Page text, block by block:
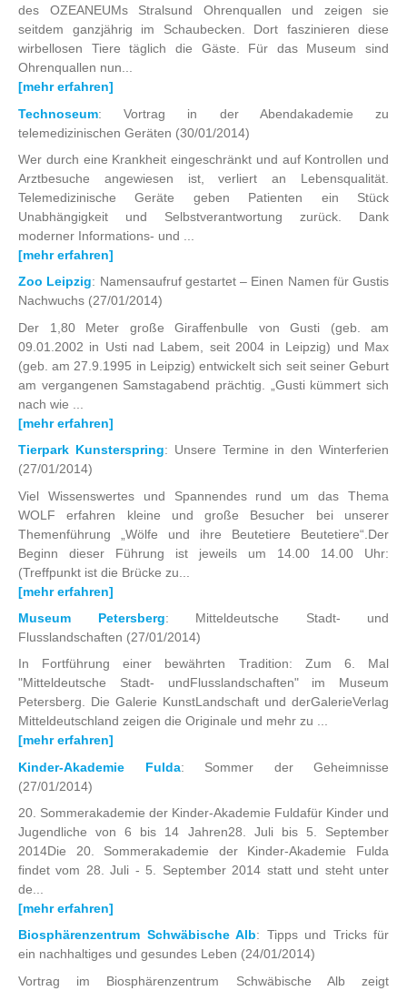
des OZEANEUMs Stralsund Ohrenquallen und zeigen sie
seitdem ganzjährig im Schaubecken. Dort faszinieren diese
wirbellosen Tiere täglich die Gäste. Für das Museum sind
Ohrenquallen nun...
[mehr erfahren]
Technoseum: Vortrag in der Abendakademie zu
telemedizinischen Geräten (30/01/2014)
Wer durch eine Krankheit eingeschränkt und auf Kontrollen und
Arztbesuche angewiesen ist, verliert an Lebensqualität.
Telemedizinische Geräte geben Patienten ein Stück
Unabhängigkeit und Selbstverantwortung zurück. Dank
moderner Informations- und ...
[mehr erfahren]
Zoo Leipzig: Namensaufruf gestartet – Einen Namen für Gustis
Nachwuchs (27/01/2014)
Der 1,80 Meter große Giraffenbulle von Gusti (geb. am
09.01.2002 in Usti nad Labem, seit 2004 in Leipzig) und Max
(geb. am 27.9.1995 in Leipzig) entwickelt sich seit seiner Geburt
am vergangenen Samstagabend prächtig. „Gusti kümmert sich
nach wie ...
[mehr erfahren]
Tierpark Kunsterspring: Unsere Termine in den Winterferien
(27/01/2014)
Viel Wissenswertes und Spannendes rund um das Thema
WOLF erfahren kleine und große Besucher bei unserer
Themenführung „Wölfe und ihre Beutetiere Beutetiere“.Der
Beginn dieser Führung ist jeweils um 14.00 14.00 Uhr:
(Treffpunkt ist die Brücke zu...
[mehr erfahren]
Museum Petersberg: Mitteldeutsche Stadt- und
Flusslandschaften (27/01/2014)
In Fortführung einer bewährten Tradition: Zum 6. Mal
"Mitteldeutsche Stadt- undFlusslandschaften" im Museum
Petersberg. Die Galerie KunstLandschaft und derGalerieVerlag
Mitteldeutschland zeigen die Originale und mehr zu ...
[mehr erfahren]
Kinder-Akademie Fulda: Sommer der Geheimnisse
(27/01/2014)
20. Sommerakademie der Kinder-Akademie Fuldafür Kinder und
Jugendliche von 6 bis 14 Jahren28. Juli bis 5. September
2014Die 20. Sommerakademie der Kinder-Akademie Fulda
findet vom 28. Juli - 5. September 2014 statt und steht unter
de...
[mehr erfahren]
Biosphärenzentrum Schwäbische Alb: Tipps und Tricks für
ein nachhaltiges und gesundes Leben (24/01/2014)
Vortrag im Biosphärenzentrum Schwäbische Alb zeigt